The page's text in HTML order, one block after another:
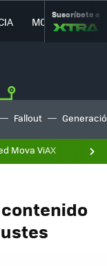
MOVILIDAD
Suscríbete a
Fallout
Mova ViAX
contenido